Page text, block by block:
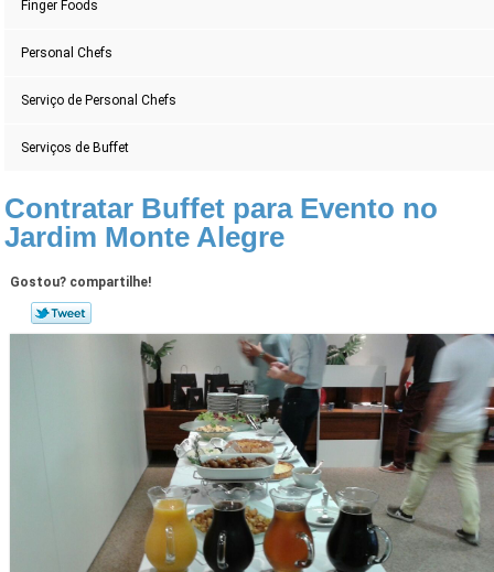
Finger Foods
Personal Chefs
Serviço de Personal Chefs
Serviços de Buffet
Contratar Buffet para Evento no
Jardim Monte Alegre
Gostou? compartilhe!